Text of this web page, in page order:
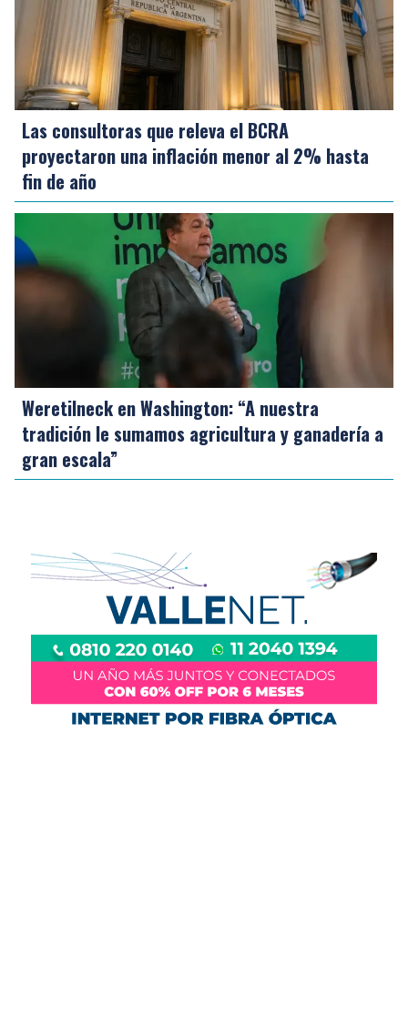
Las consultoras que releva el BCRA
proyectaron una inflación menor al 2% hasta
fin de año
Weretilneck en Washington: “A nuestra
tradición le sumamos agricultura y ganadería a
gran escala”